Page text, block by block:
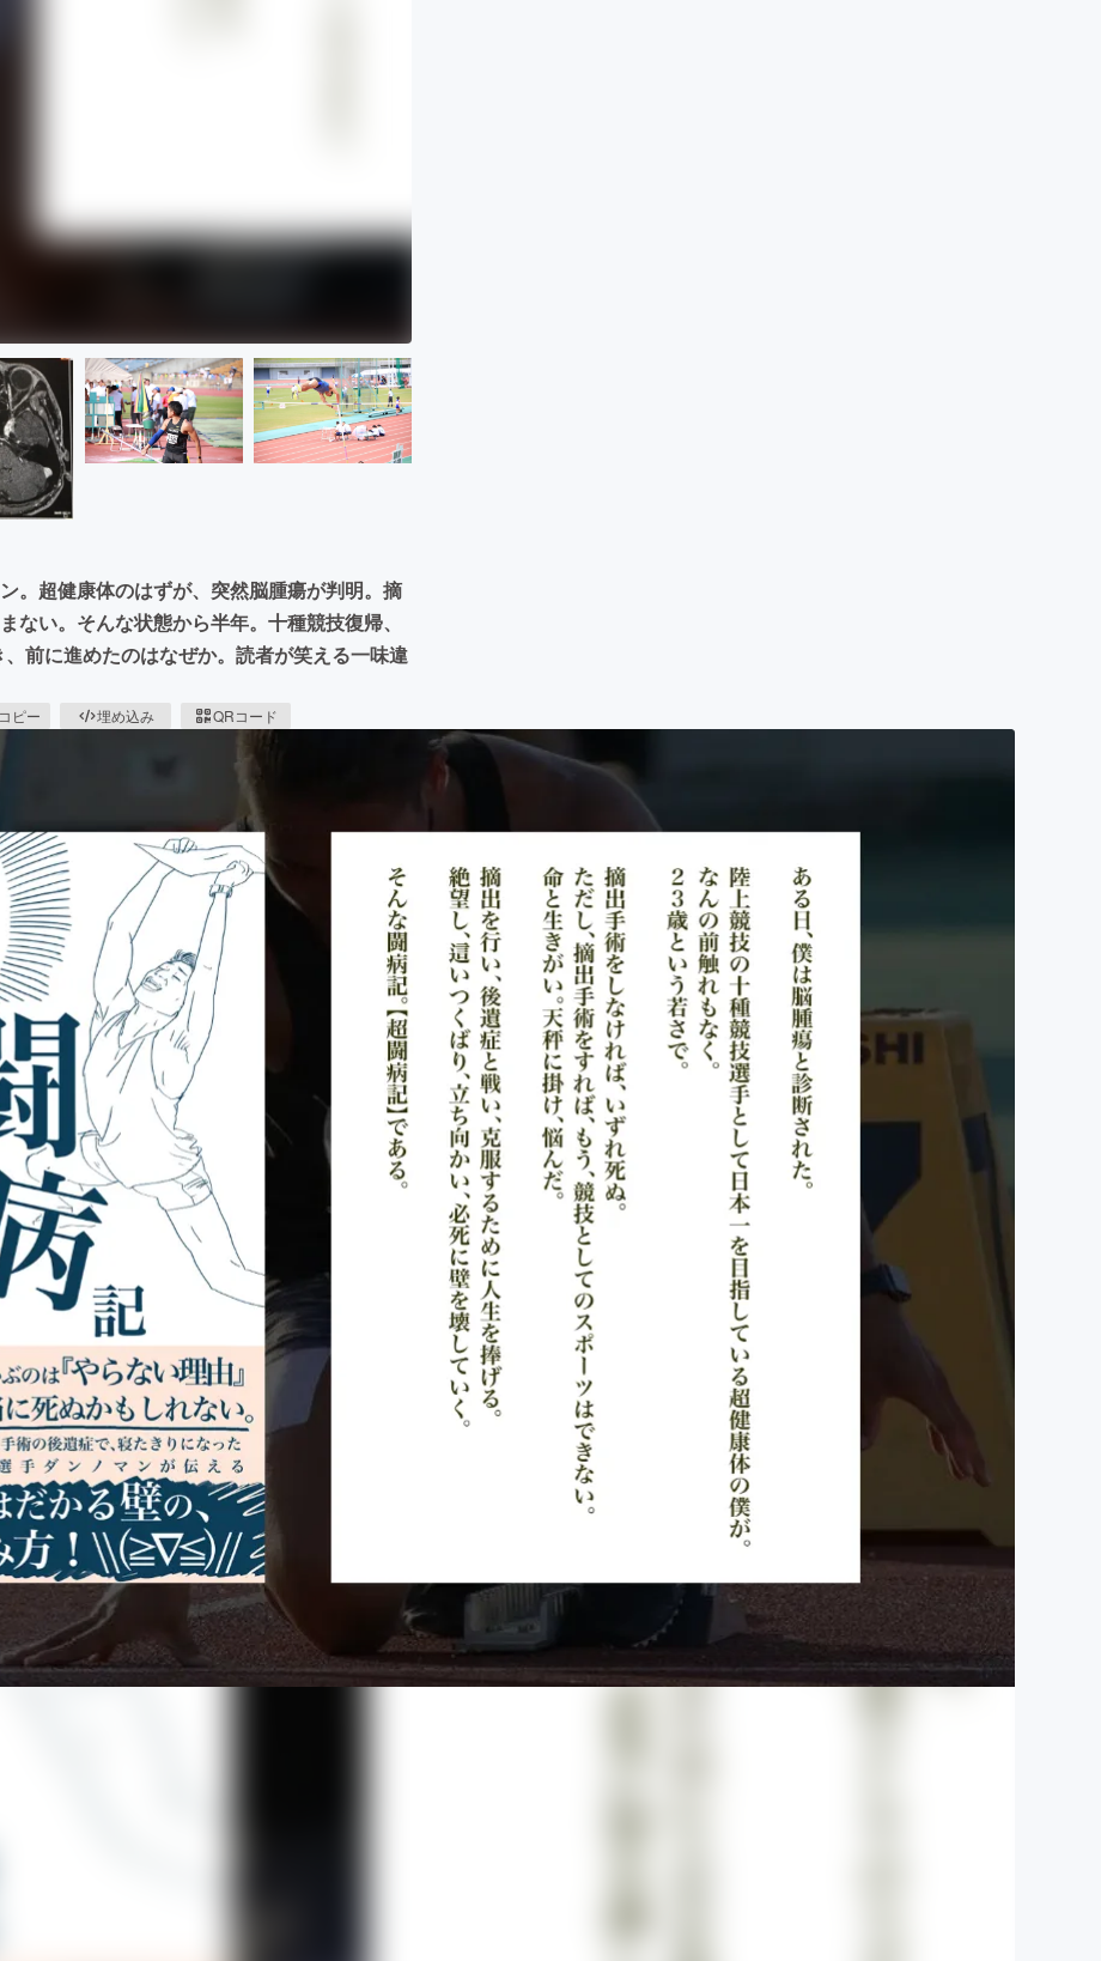
。超健康体のはずが、突然脳腫瘍が判明。摘
い。そんな状態から半年。十種競技復帰、
前に進めたのはなぜか。読者が笑える一味違
ピー 埋め込み QRコード